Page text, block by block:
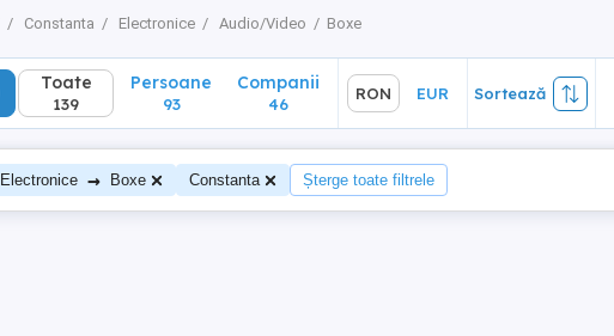
Constanta Electronice Audio/Video Boxe
Toate
139
Persoane
93
Companii
46
RON EUR Sortează
Electronice → Boxe Constanta Șterge toate filtrele